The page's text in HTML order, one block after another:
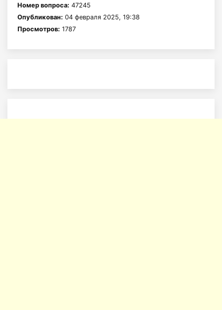
Номер вопроса: 47245
Опубликован: 04 февраля 2025, 19:38
Просмотров: 1787